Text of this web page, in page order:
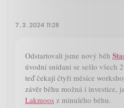
7. 3. 2024 11:28
Odstartovali jsme nový běh
úvodní snídani se sešlo všech
teď čekají čtyři měsíce
závěr běhu možná i investice,
Lakmoos z minulého běhu.